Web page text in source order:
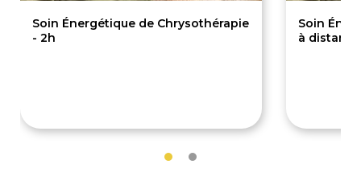
Soin Énergétique de Chrysothérapie
- 2h
Soin
à